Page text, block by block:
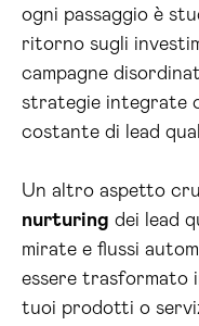
ogni passaggio è
ritorno sugli
campagne
strategie integrate
costante di lead
Un altro aspetto
nurturing dei lead
mirate e flussi
essere trasformato
tuoi prodotti o